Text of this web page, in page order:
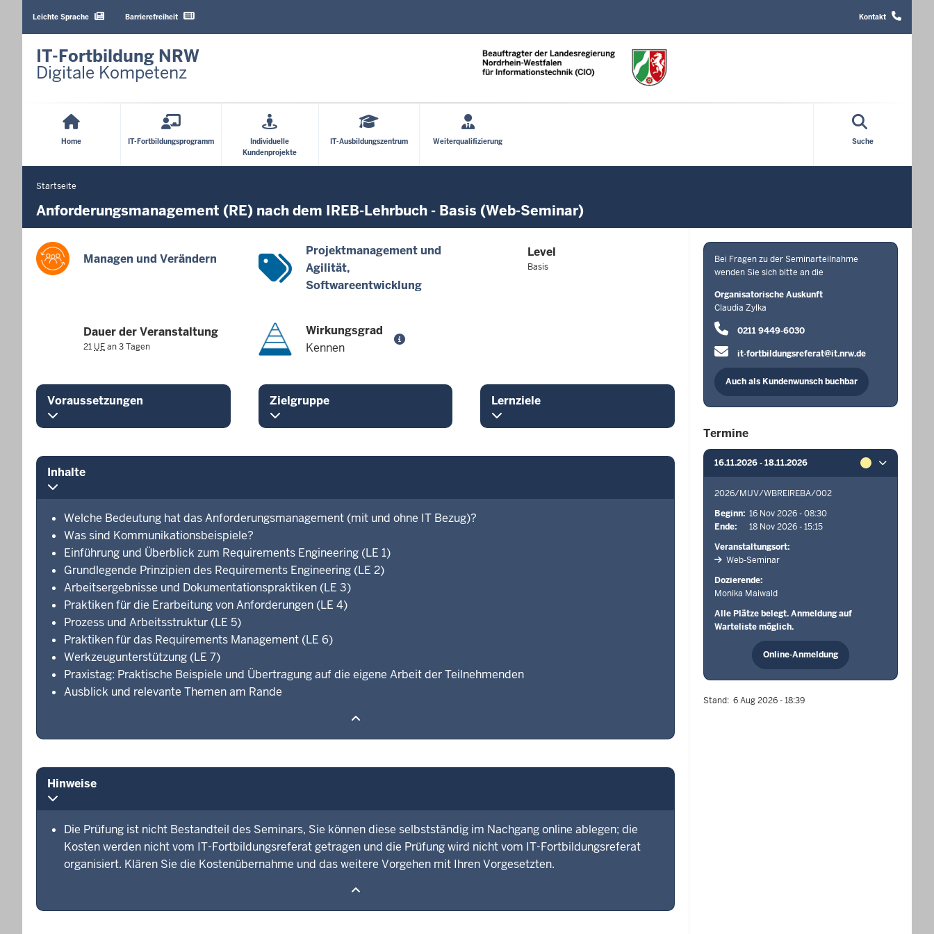
Sprachen
Leichte Sprache Barrierefreiheit
TopKontakt
IT-Fortbildung NRW
Digitale Kompetenz
Hauptmenü
Home IT-Fortbildungsprogramm
Individuelle
Kundenprojekte
IT-Ausbildungszentrum Weiterqualifizierung Suche
Sie
befinden
hier
Startseite
Anforderungsmanagement (RE) nach dem IREB-Lehrbuch - Basis (Web-Seminar)
Managen und Verändern
Projektmanagement und
Agilität
Softwareentwicklung
Level
Basis
Dauer der Veranstaltung
21 UEan 3 Tagen
Wirkungsgrad
Kennen
Voraussetzungen Zielgruppe Lernziele
Inhalte
Welche Bedeutung hat das Anforderungsmanagement (mit und ohne IT Bezug)?
Was sind Kommunikationsbeispiele?
Einführung und Überblick zum Requirements Engineering (LE 1)
Grundlegende Prinzipien des Requirements Engineering (LE 2)
Arbeitsergebnisse und Dokumentationspraktiken (LE 3)
Praktiken für die Erarbeitung von Anforderungen (LE 4)
Prozess und Arbeitsstruktur (LE 5)
Praktiken für das Requirements Management (LE 6)
Werkzeugunterstützung (LE 7)
Praxistag: Praktische Beispiele und Übertragung auf die eigene Arbeit der Teilnehmenden
Ausblick und relevante Themen am Rande
Hinweise
Die Prüfung ist nicht Bestandteil des Seminars, Sie können diese selbstständig im Nachgang online ablegen; die
Kosten werden nicht vom IT-Fortbildungsreferat getragen und die Prüfung wird nicht vom IT-Fortbildungsreferat
organisiert. Klären Sie die Kostenübernahme und das weitere Vorgehen mit Ihren Vorgesetzten.
Bei Fragen zu der Seminarteilnahme
wenden Sie sich bitte an die
Organisatorische Auskunft
Claudia Zylka
0211 9449-6030
it-fortbildungsreferat@it.nrw.de
Auch als Kundenwunsch buchbar
Termine
16.11.2026 - 18.11.2026
2026/MUV/WBREIREBA/002
Beginn 16 Nov 2026 - 08:30
Ende
18 Nov 2026 - 15:15
Veranstaltungsort
Web-Seminar
Dozierende
Monika Maiwald
Alle Plätze belegt. Anmeldung auf
Warteliste möglich.
Online-Anmeldung
Stand 6 Aug 2026 - 18:39